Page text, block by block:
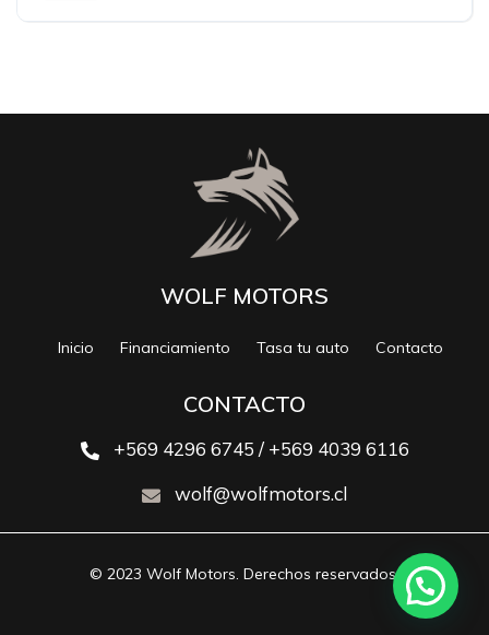
WOLF MOTORS
Inicio Financiamiento Tasa tu auto Contacto
CONTACTO
+569 4296 6745 / +569 4039 6116
wolf@wolfmotors.cl
© 2023 Wolf Motors. Derechos reservados.